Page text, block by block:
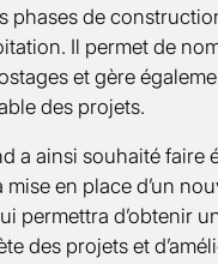
phases de
Il permet de
et gère
des projets.
a ainsi souhaité faire
mise en place d’un
permettra d’obtenir
des projets et